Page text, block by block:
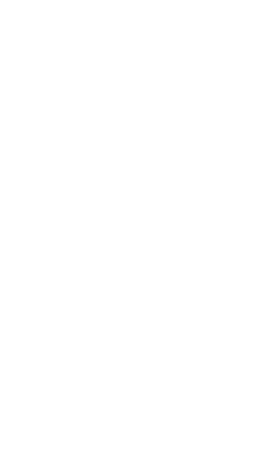
WA)banner buku yasin invoice